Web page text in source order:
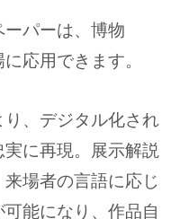
パーは、博物
応用できます。
、デジタル化され
に再現。展示解説
場者の言語に応じ
能になり、作品自